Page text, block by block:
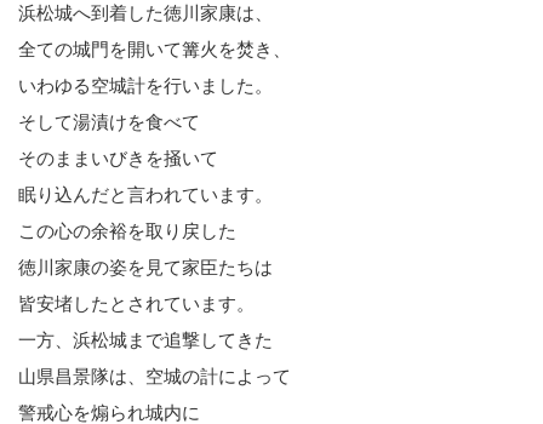
浜松城へ到着した徳川家康は、
全ての城門を開いて篝火を焚き、
いわゆる空城計を行いました。
そして湯漬けを食べて
そのままいびきを掻いて
眠り込んだと言われています。
この心の余裕を取り戻した
徳川家康の姿を見て家臣たちは
皆安堵したとされています。
一方、浜松城まで追撃してきた
山県昌景隊は、空城の計によって
警戒心を煽られ城内に